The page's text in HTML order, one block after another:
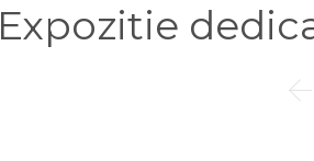
Expozitie
